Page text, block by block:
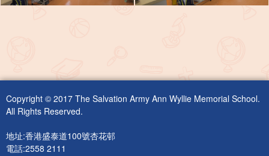
Copyright © 2017 The Salvation Army Ann Wyllie Memorial School.
All Rights Reserved.
地址:香港盛泰道100號杏花邨
電話:2558 2111